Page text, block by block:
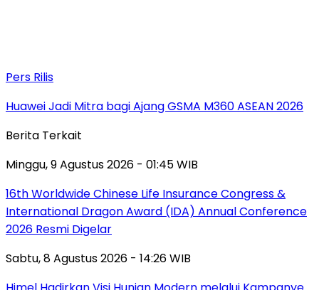
Pers Rilis
Huawei Jadi Mitra bagi Ajang GSMA M360 ASEAN 2026
Berita Terkait
Minggu, 9 Agustus 2026 - 01:45 WIB
16th Worldwide Chinese Life Insurance Congress &
International Dragon Award (IDA) Annual Conference
2026 Resmi Digelar
Sabtu, 8 Agustus 2026 - 14:26 WIB